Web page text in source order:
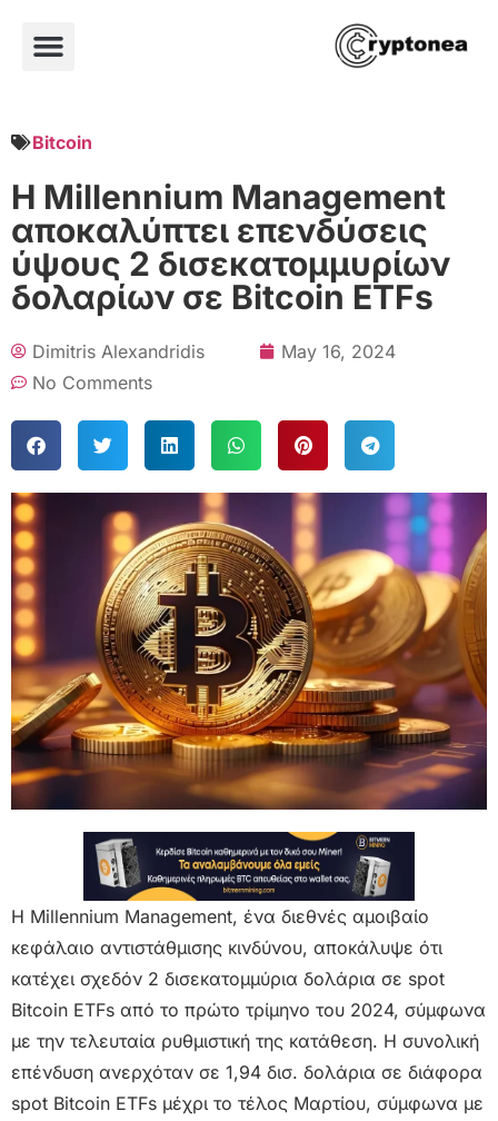
Bitcoin
Η Millennium Management
αποκαλύπτει επενδύσεις
ύψους 2 δισεκατομμυρίων
δολαρίων σε Bitcoin ETFs
Dimitris Alexandridis
May 16, 2024
No Comments
Η Millennium Management, ένα διεθνές αμοιβαίο
κεφάλαιο αντιστάθμισης κινδύνου, αποκάλυψε ότι
κατέχει σχεδόν 2 δισεκατομμύρια δολάρια σε spot
Bitcoin ETFs από το πρώτο τρίμηνο του 2024, σύμφωνα
με την τελευταία ρυθμιστική της κατάθεση. Η συνολική
επένδυση ανερχόταν σε 1,94 δισ. δολάρια σε διάφορα
spot Bitcoin ETFs μέχρι το τέλος Μαρτίου, σύμφωνα με